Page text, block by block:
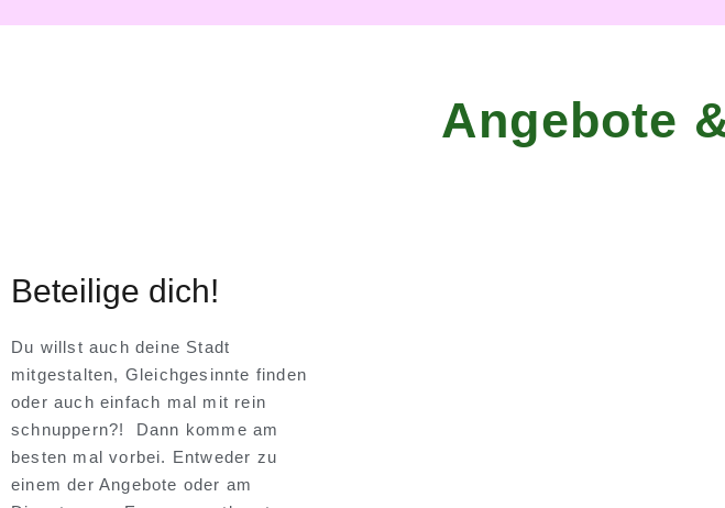
Angebote
Beteilige dich!
Du willst auch deine Stadt
mitgestalten, Gleichgesinnte finden
oder auch einfach mal mit rein
schnuppern?! Dann komme am
besten mal vorbei. Entweder zu
einem der Angebote oder am